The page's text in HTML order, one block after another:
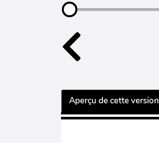
Aperçu de cette version